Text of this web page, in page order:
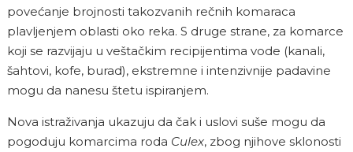
povećanje brojnosti takozvanih rečnih komaraca
plavljenjem oblasti oko reka. S druge strane, za komarce
koji se razvijaju u veštačkim recipijentima vode (kanali,
šahtovi, kofe, burad), ekstremne i intenzivnije padavine
mogu da nanesu štetu ispiranjem.
Nova istraživanja ukazuju da čak i uslovi suše mogu da
pogoduju komarcima roda Culex, zbog njihove sklonosti